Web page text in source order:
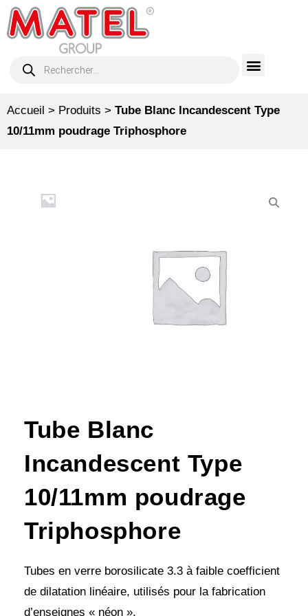
Accueil > Produits > Tube Blanc Incandescent Type
10/11mm poudrage Triphosphore
Tube Blanc
Incandescent Type
10/11mm poudrage
Triphosphore
Tubes en verre borosilicate 3.3 à faible coefficient
de dilatation linéaire, utilisés pour la fabrication
d’enseignes « néon ».